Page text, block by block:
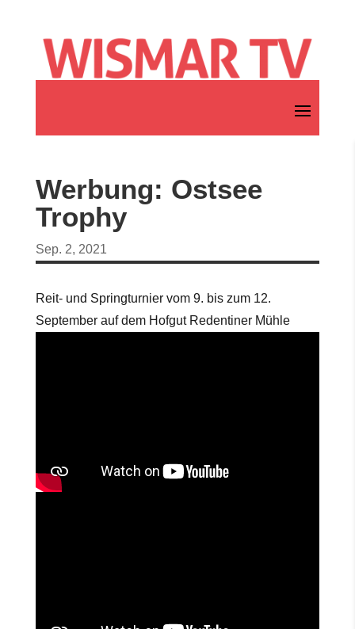
Werbung: Ostsee
Trophy
Sep. 2, 2021
Reit- und Springturnier vom 9. bis zum 12.
September auf dem Hofgut Redentiner Mühle